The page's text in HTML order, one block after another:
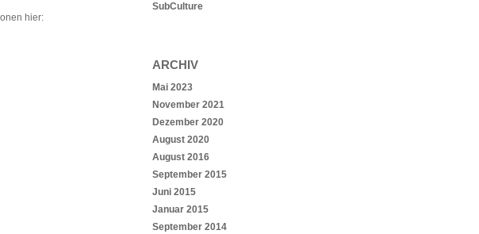
hier:
SubCulture
ARCHIV
Mai 2023
November 2021
Dezember 2020
August 2020
August 2016
September 2015
Juni 2015
Januar 2015
September 2014